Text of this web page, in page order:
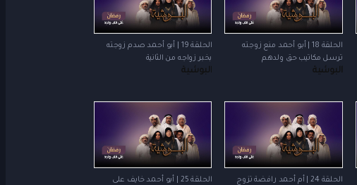
الحلقة 18 | أبو أحمد منع زوجته
ترسل مكاتيب حق ولدهم
البوشية
الحلقة 19 | أبو أحمد صدم زوجته
بخبر زواجه من الثانية
البوشية
الحلقة 24 | أم أحمد رافضة تزوج
الحلقة 25 | أبو أحمد خايف على